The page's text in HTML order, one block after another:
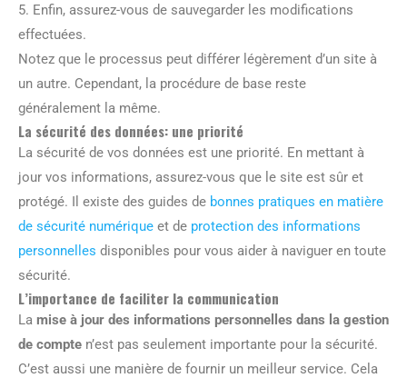
5. Enfin, assurez-vous de sauvegarder les modifications
effectuées.
Notez que le processus peut différer légèrement d’un site à
un autre. Cependant, la procédure de base reste
généralement la même.
La sécurité des données: une priorité
La sécurité de vos données est une priorité. En mettant à
jour vos informations, assurez-vous que le site est sûr et
protégé. Il existe des guides de bonnes pratiques en matière
de sécurité numérique et de protection des informations
personnelles disponibles pour vous aider à naviguer en toute
sécurité.
L’importance de faciliter la communication
La mise à jour des informations personnelles dans la gestion
de compte n’est pas seulement importante pour la sécurité.
C’est aussi une manière de fournir un meilleur service. Cela